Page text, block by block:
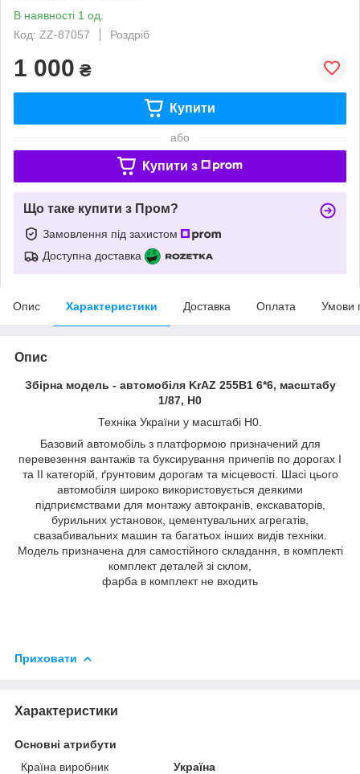
В наявності 1 од.
Код: ZZ-87057
Роздріб
1 000 ₴
Купити
або
Купити з
Що таке купити з Пром?
Замовлення під захистом
Доступна доставка
Опис Характеристики Доставка Оплата Умови
Опис
Збірна модель - автомобіля KrAZ 255B1 6*6, масштабу
1/87, H0
Техніка України у масштабі H0.
Базовий автомобіль з платформою призначений для
перевезення вантажів та буксирування причепів по дорогах І
та ІІ категорій, ґрунтовим дорогам та місцевості. Шасі цього
автомобіля широко використовується деякими
підприємствами для монтажу автокранів, екскаваторів,
бурильних установок, цементувальних агрегатів,
свазабивальних машин та багатьох інших видів техніки.
Модель призначена для самостійного складання, в комплекті
комплект деталей зі склом,
фарба в комплект не входить
Приховати
Характеристики
Основні атрибути
Країна виробник
Україна